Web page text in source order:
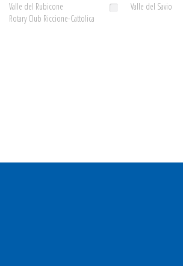
Valle del Rubicone
Valle del Savio
Rotary Club Riccione-Cattolica